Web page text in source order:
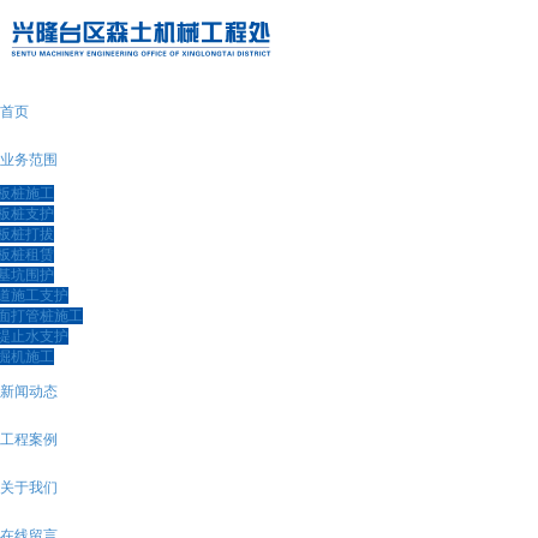
首页
业务范围
桩施工
桩支护
桩打拔
桩租赁
坑围护
施工支护
打管桩施工
止水支护
机施工
新闻动态
工程案例
关于我们